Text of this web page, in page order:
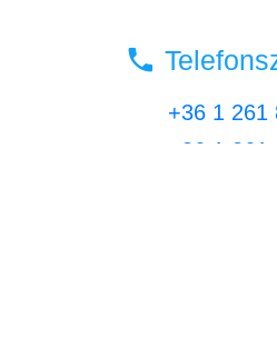
local_phone
+36 1 261
+36 1